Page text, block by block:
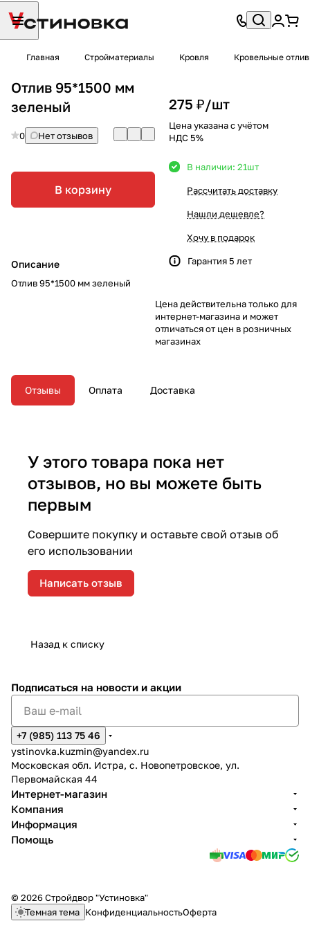
Главная Стройматериалы Кровля Кровельные
Отлив 95*1500 мм
зеленый
0 Нет отзывов
В корзину
Описание
Отлив 95*1500 мм зеленый
275 ₽/шт
Цена указана с учётом
НДС 5%
В наличии: 21шт
Рассчитать доставку
Нашли дешевле?
Хочу в подарок
Гарантия 5 лет
Цена действительна только для
интернет-магазина и может
отличаться от цен в розничных
магазинах
Отзывы Оплата Доставка
У этого товара пока нет
отзывов, но вы можете быть
первым
Совершите покупку и оставьте свой отзыв об
его использовании
Написать отзыв
Назад к списку
Подписаться на новости и акции
+7 (985) 113 75 46
ystinovka.kuzmin@yandex.ru
Московская обл. Истра, с. Новопетровское, ул.
Первомайская 44
Интернет-магазин
Компания
Информация
Помощь
© 2026 Стройдвор "Устиновка"
Темная тема КонфиденциальностьОферта